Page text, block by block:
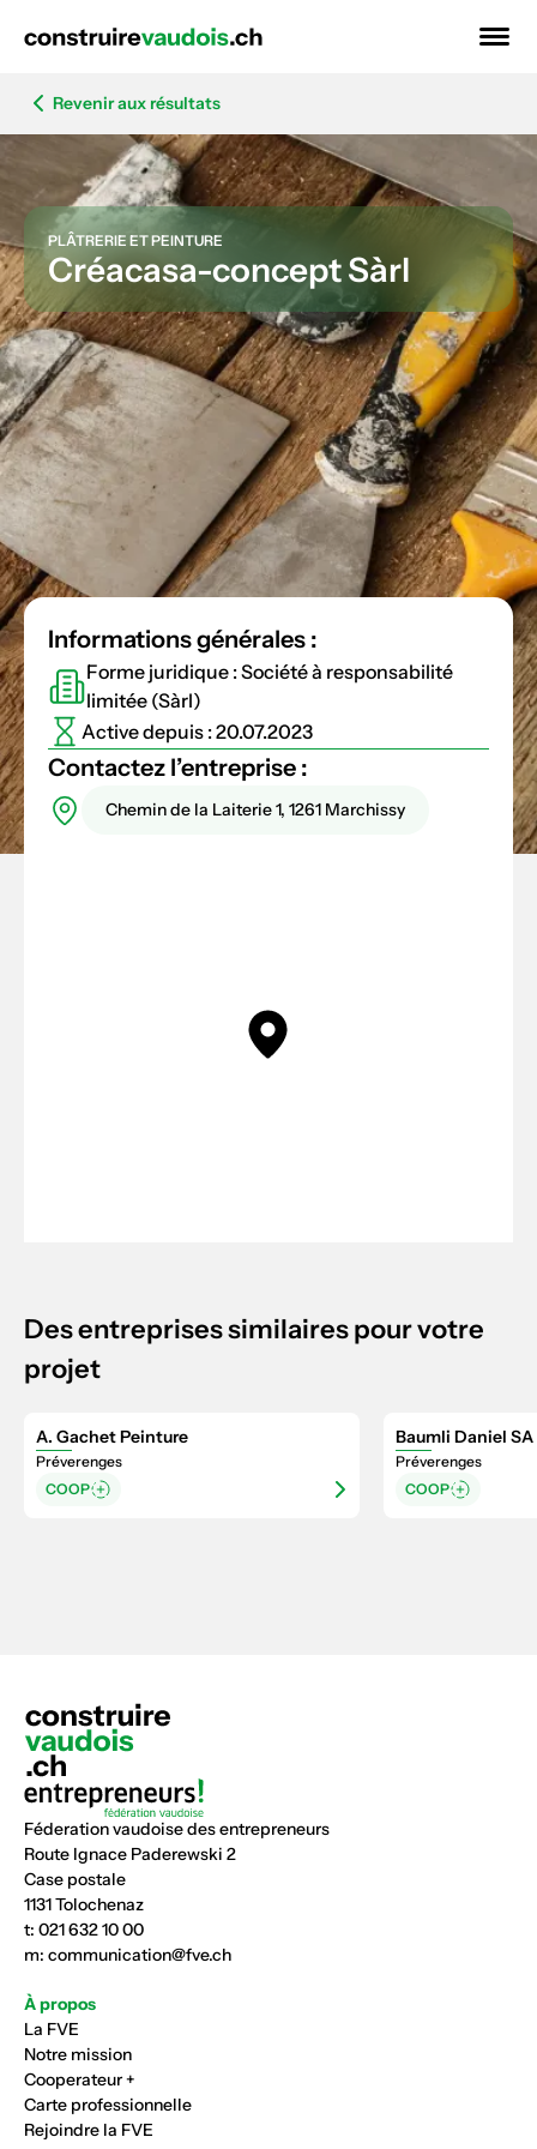
Revenir aux résultats
PLÂTRERIE ET PEINTURE
Créacasa-concept Sàrl
Informations générales :
Forme juridique : Société à responsabilité
limitée (Sàrl)
Active depuis : 20.07.2023
Contactez l’entreprise :
Chemin de la Laiterie 1, 1261 Marchissy
Des entreprises similaires pour votre
projet
A. Gachet Peinture
Préverenges
COOP
Baumli Daniel SA
Préverenges
COOP
Féderation vaudoise des entrepreneurs
Route Ignace Paderewski 2
Case postale
1131 Tolochenaz
t: 021 632 10 00
m: communication@fve.ch
À propos
La FVE
Notre mission
Cooperateur +
Carte professionnelle
Rejoindre la FVE